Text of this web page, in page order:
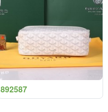
892587